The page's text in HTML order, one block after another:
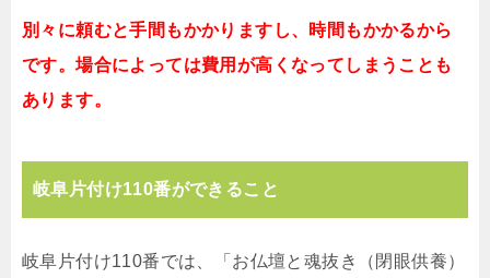
別々に頼むと手間もかかりますし、時間もかかるから
です。場合によっては費用が高くなってしまうことも
あります。
岐阜片付け110番ができること
岐阜片付け110番では、「お仏壇と魂抜き（閉眼供養）